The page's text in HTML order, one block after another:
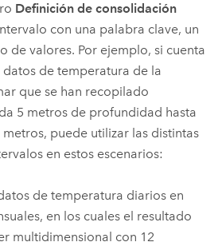
Definición de consolidación
con una palabra clave, un
de valores. Por ejemplo, si cuenta
datos de temperatura de la
que se han recopilado
5 metros de profundidad hasta
puede utilizar las distintas
en estos escenarios:
de temperatura diarios en
en los cuales el resultado
multidimensional con 12